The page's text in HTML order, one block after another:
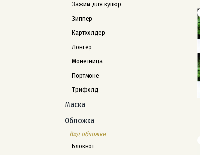
Зажим для купюр
Зиппер
Картхолдер
Лонгер
Монетница
Портмоне
Трифолд
Маска
Обложка
Вид обложки
Блокнот